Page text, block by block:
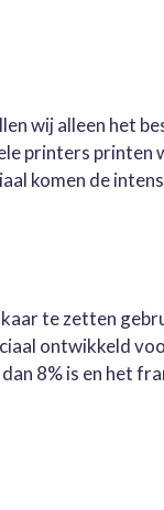
wij alleen het
printers printen
komen de
te zetten
ontwikkeld
8% is en het